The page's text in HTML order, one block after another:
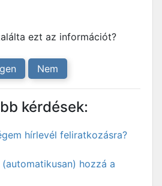
ezt az információt?
Nem
kérdések:
hírlevél feliratkozásra?
hozzá a